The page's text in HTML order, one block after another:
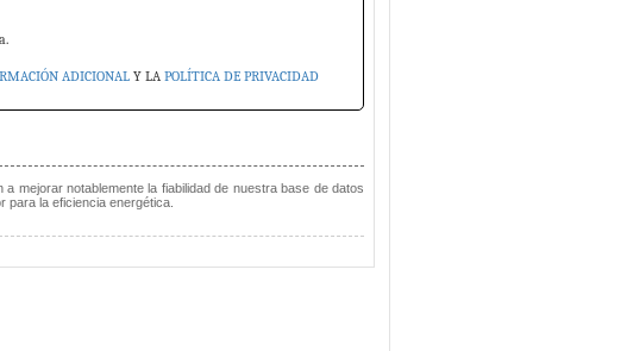
ADICIONAL Y LA POLÍTICA DE PRIVACIDAD
a mejorar notablemente la fiabilidad de nuestra base de datos
la eficiencia energética.